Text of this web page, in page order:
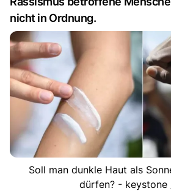
nicht in Ordnung.
Soll man dunkle Haut als
dürfen? - keystone